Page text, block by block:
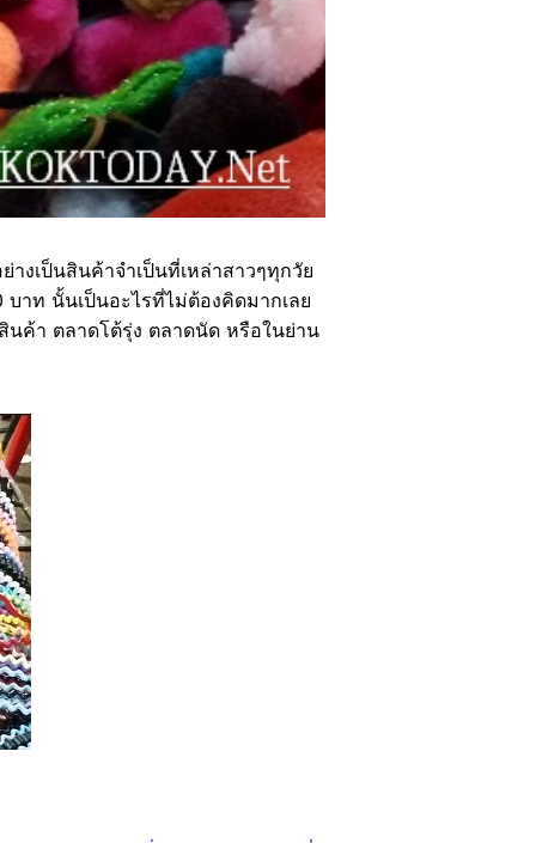
งเป็นสินค้าจำเป็นที่เหล่าสาวๆทุกวัย
าท นั้นเป็นอะไรที่ไม่ต้องคิดมากเลย
นค้า ตลาดโต้รุ่ง ตลาดนัด หรือในย่าน